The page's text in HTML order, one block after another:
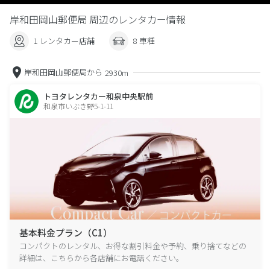
岸和田岡山郵便局 周辺のレンタカー情報
1 レンタカー店舗 8 車種
岸和田岡山郵便局から 2930m
トヨタレンタカー和泉中央駅前
和泉市いぶき野5-1-11
基本料金プラン（C1）
コンパクトのレンタル、お得な割引料金や予約、乗り捨てなどの
詳細は、こちらから各店舗にお電話ください。